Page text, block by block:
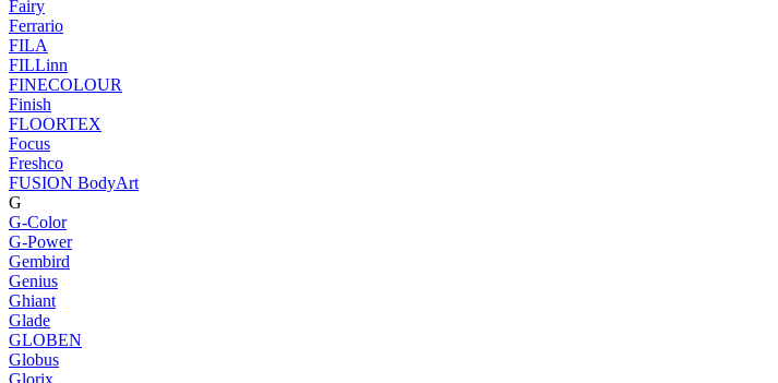
Fairy
Ferrario
FILA
FILLinn
FINECOLOUR
Finish
FLOORTEX
Focus
Freshco
FUSION BodyArt
G
G-Color
G-Power
Gembird
Genius
Ghiant
Glade
GLOBEN
Globus
Glorix